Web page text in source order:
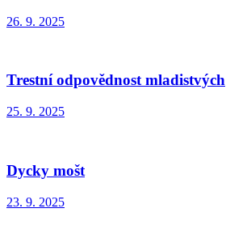
26. 9. 2025
Trestní odpovědnost mladistvých
25. 9. 2025
Dycky mošt
23. 9. 2025